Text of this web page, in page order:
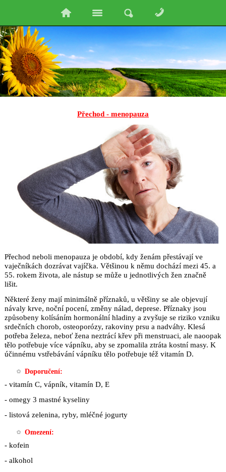
Přechod - menopauza
Přechod neboli menopauza je období, kdy ženám přestávají ve
vaječníkách dozrávat vajíčka. Většinou k němu dochází mezi 45. a
55. rokem života, ale nástup se může u jednotlivých žen značně
lišit.
Některé ženy mají minimálně příznaků, u většiny se ale objevují
návaly krve, noční pocení, změny nálad, deprese. Příznaky jsou
způsobeny kolísáním hormonální hladiny a zvyšuje se riziko vzniku
srdečních chorob, osteoporózy, rakoviny prsu a nadváhy. Klesá
potřeba železa, neboť žena neztrácí křev při menstruaci, ale naoopak
tělo potřebuje více vápníku, aby se zpomalila ztráta kostní masy. K
účinnému vstřebávání vápníku tělo potřebuje též vitamín D.
Doporučení:
- vitamín C, vápník, vitamín D, E
- omegy 3 mastné kyseliny
- listová zelenina, ryby, mléčné jogurty
Omezení:
- kofein
- alkohol